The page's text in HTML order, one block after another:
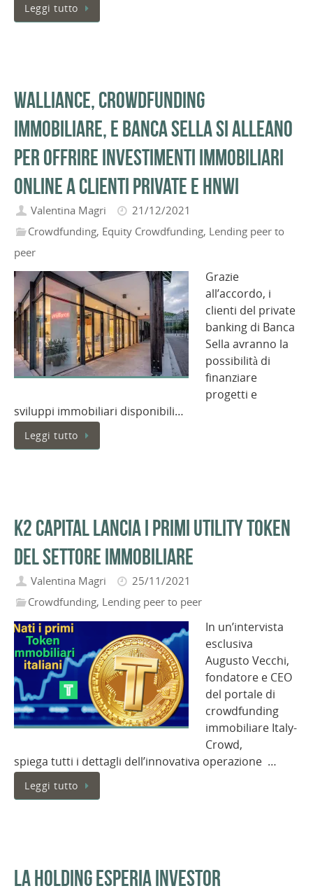
Leggi tutto
Walliance, crowdfunding
immobiliare, e Banca Sella si alleano
per offrire investimenti immobiliari
online a clienti private e HNWI
Valentina Magri
21/12/2021
Crowdfunding, Equity Crowdfunding, Lending peer to
peer
Grazie
all’accordo, i
clienti del private
banking di Banca
Sella avranno la
possibilità di
finanziare
progetti e
sviluppi immobiliari disponibili…
Leggi tutto
K2 Capital lancia i primi utility token
del settore immobiliare
Valentina Magri
25/11/2021
Crowdfunding, Lending peer to peer
In un’intervista
esclusiva
Augusto Vecchi,
fondatore e CEO
del portale di
crowdfunding
immobiliare Italy-
Crowd,
spiega tutti i dettagli dell’innovativa operazione …
Leggi tutto
La holding Esperia Investor